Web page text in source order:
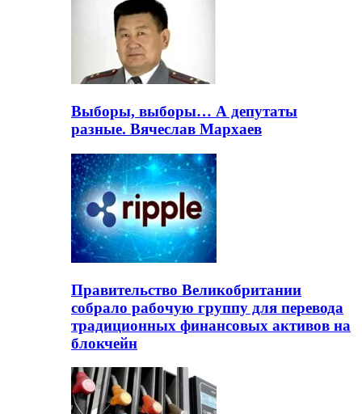
Выборы, выборы… А депутаты
разные. Вячеслав Мархаев
Правительство Великобритании
собрало рабочую группу для перевода
традиционных финансовых активов на
блокчейн